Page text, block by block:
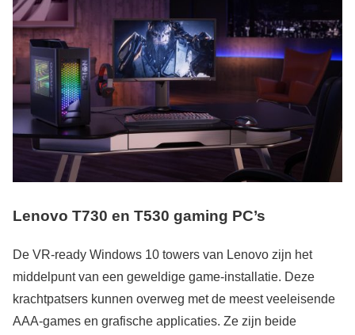
Lenovo T730 en T530 gaming PC’s
De VR-ready Windows 10 towers van Lenovo zijn het
middelpunt van een geweldige game-installatie. Deze
krachtpatsers kunnen overweg met de meest veeleisende
AAA-games en grafische applicaties. Ze zijn beide